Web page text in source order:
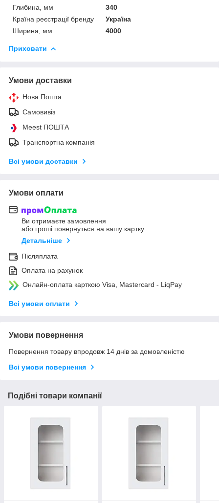
Глибина, мм
340
Країна реєстрації бренду
Україна
Ширина, мм
4000
Приховати
Умови доставки
Нова Пошта
Самовивіз
Meest ПОШТА
Транспортна компанія
Всі умови доставки
Умови оплати
Ви отримаєте замовлення
або гроші повернуться на вашу картку
Детальніше
Післяплата
Оплата на рахунок
Онлайн-оплата карткою Visa, Mastercard - LiqPay
Всі умови оплати
Умови повернення
Повернення товару впродовж 14 днів за домовленістю
Всі умови повернення
Подібні товари компанії